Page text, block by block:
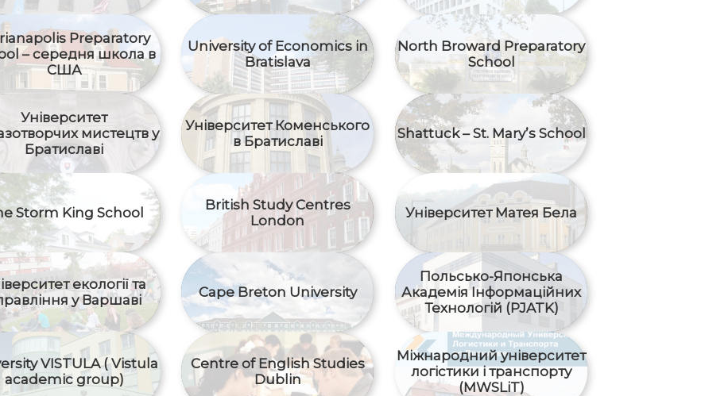
Preparatory
– середня школа в
США
University of Economics in
Bratislava
North Broward Preparatory
School
Університет
мистецтв у
Братиславі
Університет Коменського
в Братиславі
Shattuck – St. Mary’s School
Storm King School
British Study Centres
London
Університет Матея Бела
екології та
у Варшаві
Cape Breton University
Польсько-Японська
Академія Інформаційних
Технологій (PJATK)
VISTULA ( Vistula
academic group)
Centre of English Studies
Dublin
Міжнародний yніверситет
логістики і транспорту
(MWSLiT)